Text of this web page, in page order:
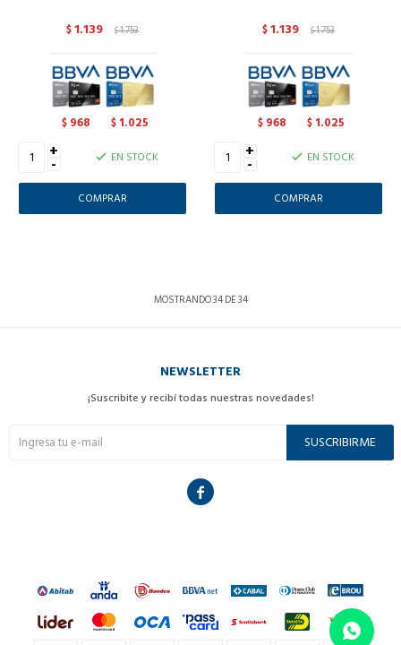
$1.139 $1.753
$ 968 $ 1.025
+
- EN STOCK
$1.139 $1.753
$ 968 $ 1.025
+
- EN STOCK
MOSTRANDO34DE34
NEWSLETTER
¡Suscribite y recibí todas nuestras novedades!
SUSCRIBIRME
